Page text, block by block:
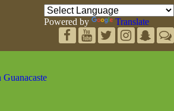
Powered by Translate